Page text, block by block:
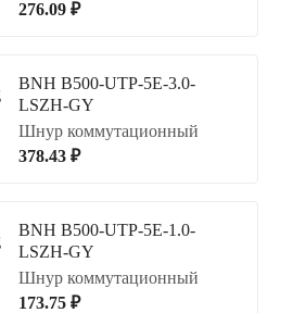
276.09 ₽
BNH B500-UTP-5E-3.0-
LSZH-GY
Шнур коммутационный
378.43 ₽
BNH B500-UTP-5E-1.0-
LSZH-GY
Шнур коммутационный
173.75 ₽